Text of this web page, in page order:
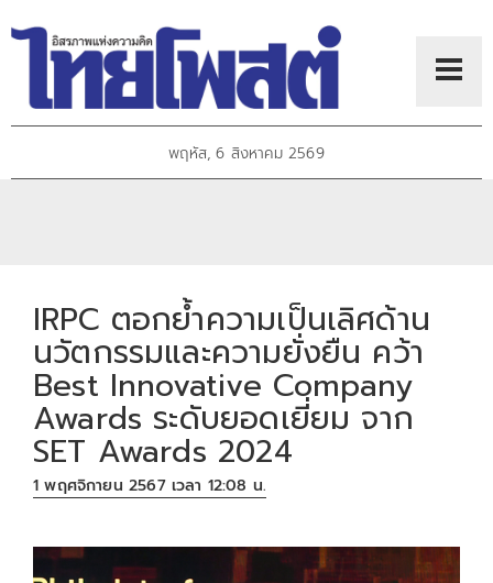
พฤหัส, 6 สิงหาคม 2569
IRPC ตอกย้ำความเป็นเลิศด้าน
นวัตกรรมและความยั่งยืน คว้า
Best Innovative Company
Awards ระดับยอดเยี่ยม จาก
SET Awards 2024
1 พฤศจิกายน 2567 เวลา 12:08 น.